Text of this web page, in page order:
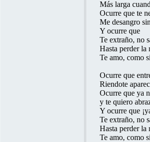
Más larga
Ocurre que te
Me desangro
Y ocurre que
Te extraño, no
Hasta perder la
Te amo, como
Ocurre que
Riendote
Ocurre que ya
y te quiero
Y ocurre que
Te extraño, no
Hasta perder la
Te amo, como